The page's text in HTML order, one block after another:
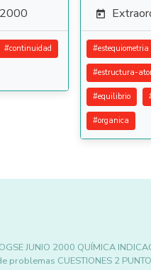
#continuidad

#estequiometria
#estructura-
#equilibrio
#organica
JUNIO 2000 QUÍMICA
CUESTIONES 2